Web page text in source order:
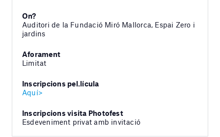
On?
Auditori de la Fundació Miró Mallorca, Espai Zero i
jardins
Aforament
Limitat
Inscripcions pel.lícula
Aquí>
Inscripcions visita Photofest
Esdeveniment privat amb invitació